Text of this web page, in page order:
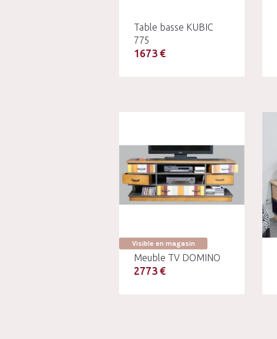
Table basse KUBIC
775
1673 €
Visible en magasin
Meuble TV DOMINO
2773 €